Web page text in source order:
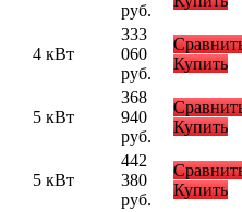
руб.
4 кВт
333
060
руб.
Купить
5 кВт
368
940
руб.
Купить
5 кВт
442
380
руб.
Купить